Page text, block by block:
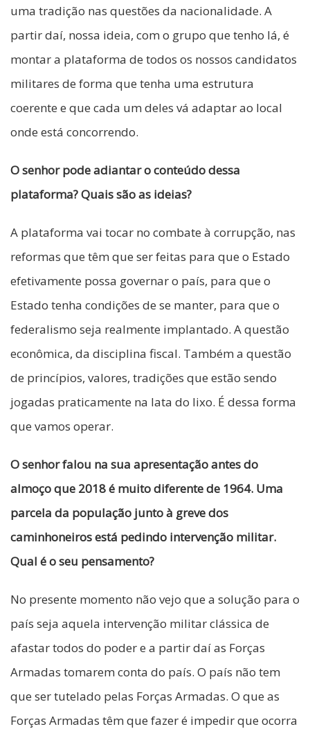
uma tradição nas questões da nacionalidade. A
partir daí, nossa ideia, com o grupo que tenho lá, é
montar a plataforma de todos os nossos candidatos
militares de forma que tenha uma estrutura
coerente e que cada um deles vá adaptar ao local
onde está concorrendo.
O senhor pode adiantar o conteúdo dessa
plataforma? Quais são as ideias?
A plataforma vai tocar no combate à corrupção, nas
reformas que têm que ser feitas para que o Estado
efetivamente possa governar o país, para que o
Estado tenha condições de se manter, para que o
federalismo seja realmente implantado. A questão
econômica, da disciplina fiscal. Também a questão
de princípios, valores, tradições que estão sendo
jogadas praticamente na lata do lixo. É dessa forma
que vamos operar.
O senhor falou na sua apresentação antes do
almoço que 2018 é muito diferente de 1964. Uma
parcela da população junto à greve dos
caminhoneiros está pedindo intervenção militar.
Qual é o seu pensamento?
No presente momento não vejo que a solução para o
país seja aquela intervenção militar clássica de
afastar todos do poder e a partir daí as Forças
Armadas tomarem conta do país. O país não tem
que ser tutelado pelas Forças Armadas. O que as
Forças Armadas têm que fazer é impedir que ocorra